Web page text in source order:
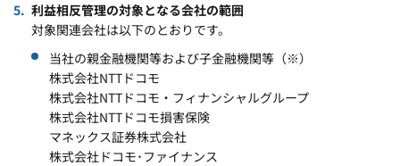
利益相反管理の対象となる会社の範囲
対象関連会社は以下のとおりです。
当社の親金融機関等および子金融機関等（※）
株式会社NTTドコモ
株式会社NTTドコモ・フィナンシャルグループ
株式会社NTTドコモ損害保険
マネックス証券株式会社
株式会社ドコモ･ファイナンス